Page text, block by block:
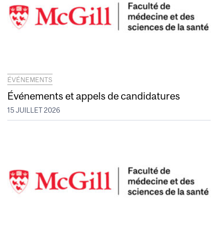
ÉVÉNEMENTS
Événements et appels de candidatures
15 JUILLET 2026